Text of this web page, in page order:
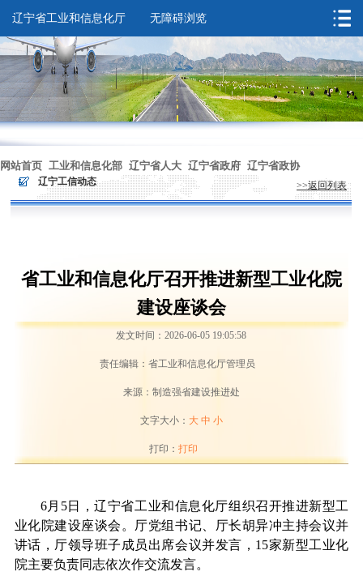
网站首页 工业和信息化部 辽宁省人大 辽宁省政府 辽宁省政协
无障碍浏览
辽宁省工业和信息化厅 无障碍浏览
> 辽宁工信动态 >>返回列表
省工业和信息化厅召开推进新型工业化院
建设座谈会
发文时间：2026-06-05 19:05:58
责任编辑：省工业和信息化厅管理员
来源：制造强省建设推进处
文字大小： 大 中 小
打印： 打印
6月 5日，辽宁省工业和信息化厅组织召开推进新型工
业化院建设座谈会。厅党组书记、厅长胡异冲主持会议并
讲话，厅领导班子成员出席会议并发言， 15家新型工业化
院主要负责同志依次作交流发言。